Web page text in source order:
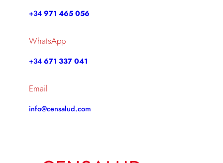
+34971 465 056
WhatsApp
+34671 337 041
Email
info@censalud.com